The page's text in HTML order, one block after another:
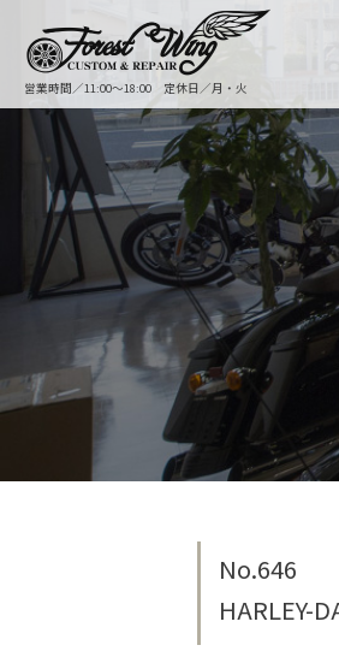
営業時間／11:00〜18:00 定休日／月・火
No.646
HARLEY-